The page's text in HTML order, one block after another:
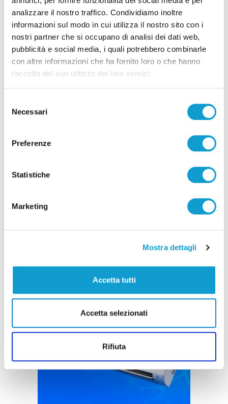
analizzare il nostro traffico. Condividiamo inoltre
informazioni sul modo in cui utilizza il nostro sito con i
nostri partner che si occupano di analisi dei dati web,
pubblicità e social media, i quali potrebbero combinarle
con altre informazioni che ha fornito loro o che hanno
raccolto dal suo utilizzo dei loro servizi.
delNecessari
Preferenze
Statistiche
Marketing
Mostra dettagli
Accetta tutti
Accetta selezionati
Rifiuta
Correlati
Coppa Italia Serie C - Biglietti ancora bloccati
per il derby tra Pescara e Samb: decide il
Comitato sicurezza
di Pierluigi Dorotei
Pubblicità